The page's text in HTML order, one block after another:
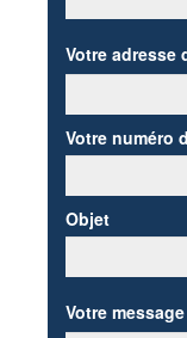
Votre adresse
Votre numéro
Objet
Votre message